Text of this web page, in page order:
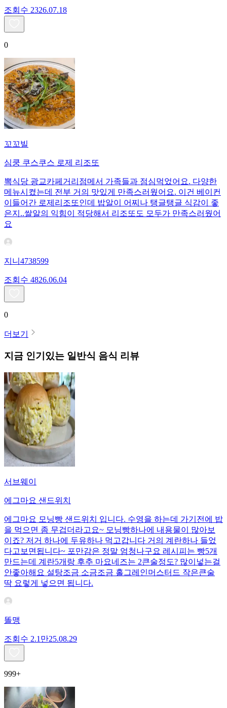
조회수 2326.07.18
0
꼬꼬빌
심쿵 쿠스쿠스 로제 리조또
뽁식당 광교카페거리점메서 가족들과 점심먹었어요. 다양한
메뉴시켰는데 전부 거의 맛있게 만족스러웠어요. 이건 베이컨
이들어간 로제리조또인데 밥알이 어찌나 탱글탱글 식감이 좋
은지..쌀알의 익힘이 적당해서 리조또도 모두가 만족스러웠어
요
지니4738599
조회수 4826.06.04
0
더보기
지금 인기있는 일반식 음식 리뷰
서브웨이
에그마요 샌드위치
에그마요 모닝빵 샌드위치 입니다. 수영을 하는데 가기전에 밥
을 먹으면 좀 무겁더라고요~ 모닝빵하나에 내용물이 많아보
이죠? 저거 하나에 두유하나 먹고갑니다 거의 계란하나 들었
다고보면됩니다~ 포만감은 정말 엄청나구요 레시피는 빵5개
만드는데 계란5개랑 후추 마요네즈는 2큰술정도? 많이넣는걸
안좋아해요 설탕조금 소금조금 홀그레인머스터드 작은큰술
딱 요렇게 넣으면 됩니다.
똘맹
조회수 2.1만25.08.29
999+